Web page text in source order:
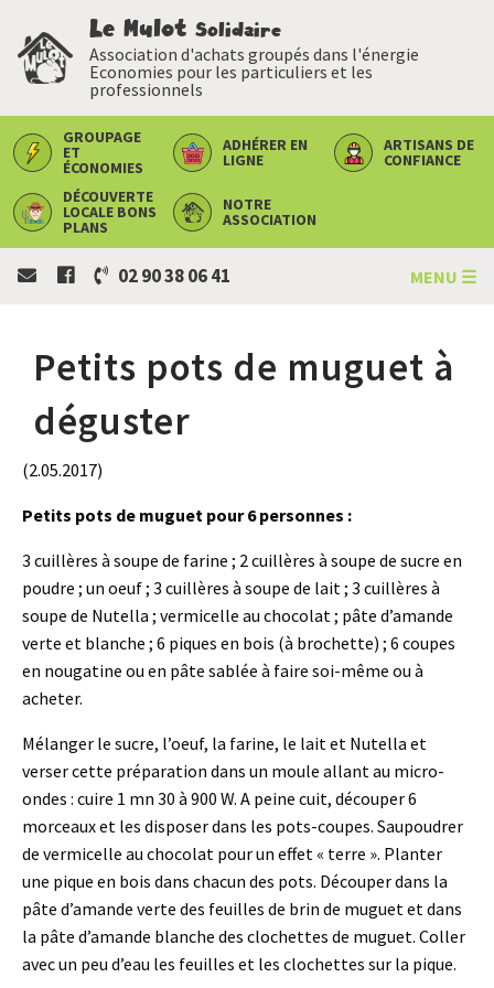
Le Mulot Solidaire
Association d'achats groupés dans l'énergie
Economies pour les particuliers et les
professionnels
GROUPAGE
ET
ÉCONOMIES
ADHÉRER EN
LIGNE
ARTISANS DE
CONFIANCE
DÉCOUVERTE
LOCALE BONS
PLANS
NOTRE
ASSOCIATION
02 90 38 06 41 MENU ☰
Petits pots de muguet à
déguster
(2.05.2017)
Petits pots de muguet pour 6 personnes :
3 cuillères à soupe de farine ; 2 cuillères à soupe de sucre en
poudre ; un oeuf ; 3 cuillères à soupe de lait ; 3 cuillères à
soupe de Nutella ; vermicelle au chocolat ; pâte d’amande
verte et blanche ; 6 piques en bois (à brochette) ; 6 coupes
en nougatine ou en pâte sablée à faire soi-même ou à
acheter.
Mélanger le sucre, l’oeuf, la farine, le lait et Nutella et
verser cette préparation dans un moule allant au micro-
ondes : cuire 1 mn 30 à 900 W. A peine cuit, découper 6
morceaux et les disposer dans les pots-coupes. Saupoudrer
de vermicelle au chocolat pour un effet « terre ». Planter
une pique en bois dans chacun des pots. Découper dans la
pâte d’amande verte des feuilles de brin de muguet et dans
la pâte d’amande blanche des clochettes de muguet. Coller
avec un peu d’eau les feuilles et les clochettes sur la pique.